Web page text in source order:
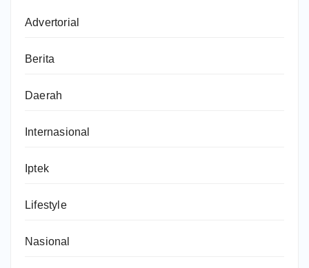
Advertorial
Berita
Daerah
Internasional
Iptek
Lifestyle
Nasional